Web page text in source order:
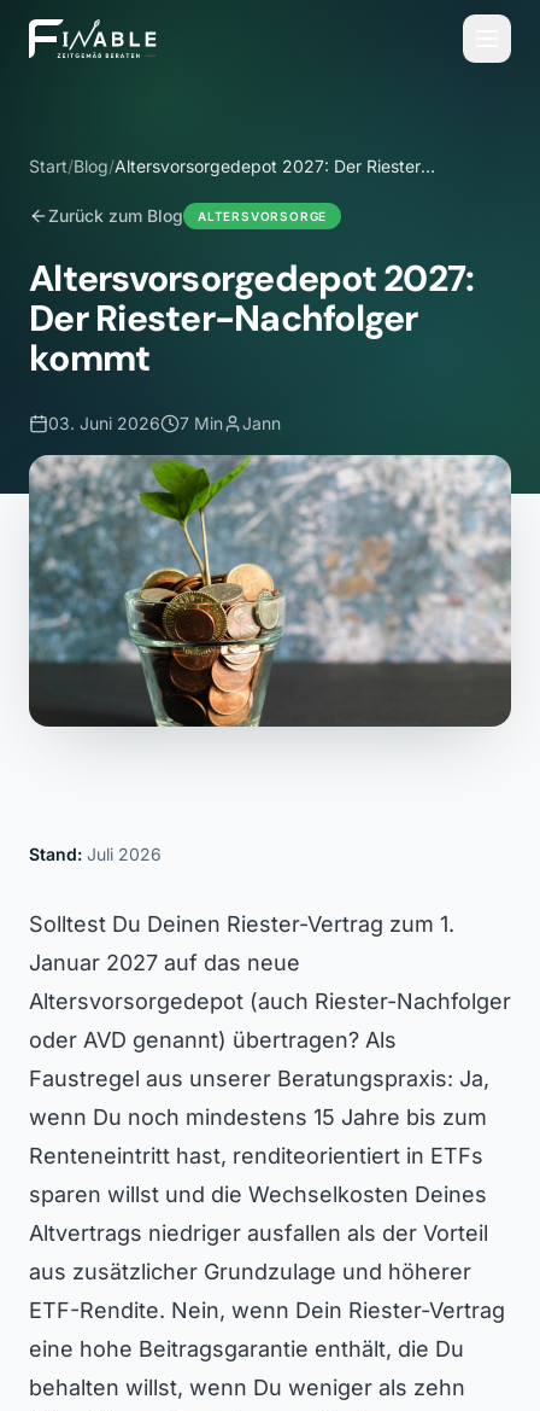
Start/Blog/Altersvorsorgedepot 2027: Der Riester-
Zurück zum Blog
ALTERSVORSORGE
Altersvorsorgedepot 2027:
Der Riester-Nachfolger
kommt
03. Juni 2026 7 Min Jann
Stand: Juli 2026
Solltest Du Deinen Riester-Vertrag zum 1.
Januar 2027 auf das neue
Altersvorsorgedepot (auch Riester-Nachfolger
oder AVD genannt) übertragen? Als
Faustregel aus unserer Beratungspraxis: Ja,
wenn Du noch mindestens 15 Jahre bis zum
Renteneintritt hast, renditeorientiert in ETFs
sparen willst und die Wechselkosten Deines
Altvertrags niedriger ausfallen als der Vorteil
aus zusätzlicher Grundzulage und höherer
ETF-Rendite. Nein, wenn Dein Riester-Vertrag
eine hohe Beitragsgarantie enthält, die Du
behalten willst, wenn Du weniger als zehn